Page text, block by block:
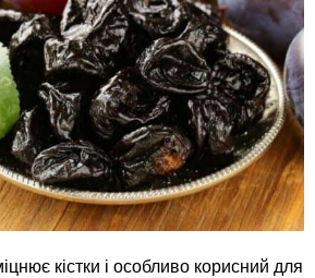
кістки і особливо корисний для